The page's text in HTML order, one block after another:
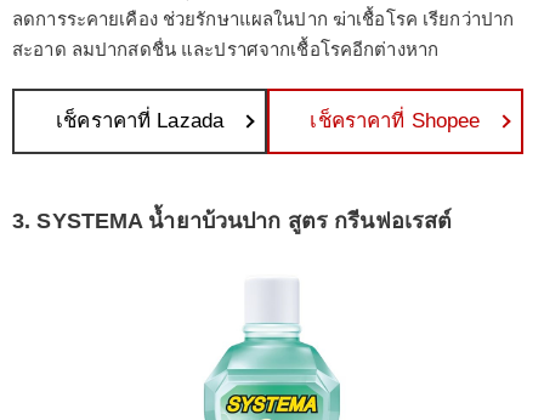
ลดการระคายเคือง ช่วยรักษาแผลในปาก ฆ่าเชื้อโรค เรียกว่าปาก
สะอาด ลมปากสดชื่น และปราศจากเชื้อโรคอีกต่างหาก
เช็คราคาที่ Lazada เช็คราคาที่ Shopee
3. SYSTEMA น้ำยาบ้วนปาก สูตร กรีนฟอเรสต์